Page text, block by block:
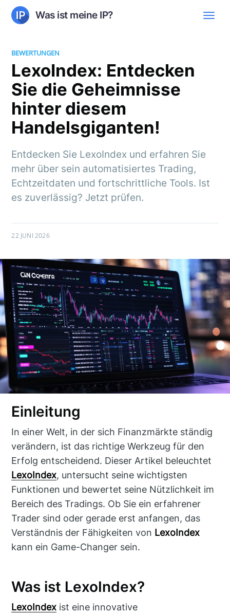
Was ist meine IP?
BEWERTUNGEN
LexoIndex: Entdecken
Sie die Geheimnisse
hinter diesem
Handelsgiganten!
Entdecken Sie LexoIndex und erfahren Sie
mehr über sein automatisiertes Trading,
Echtzeitdaten und fortschrittliche Tools. Ist
es zuverlässig? Jetzt prüfen.
22 JUNI 2026
Einleitung
In einer Welt, in der sich Finanzmärkte ständig
verändern, ist das richtige Werkzeug für den
Erfolg entscheidend. Dieser Artikel beleuchtet
LexoIndex, untersucht seine wichtigsten
Funktionen und bewertet seine Nützlichkeit im
Bereich des Tradings. Ob Sie ein erfahrener
Trader sind oder gerade erst anfangen, das
Verständnis der Fähigkeiten von LexoIndex
kann ein Game-Changer sein.
Was ist LexoIndex?
LexoIndex ist eine innovative